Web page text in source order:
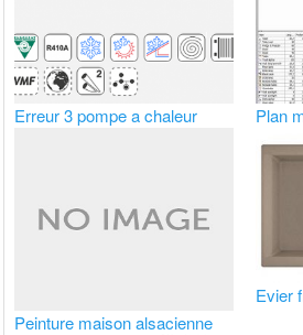
Erreur 3 pompe a chaleur Plan
Peinture maison alsacienne
Evier